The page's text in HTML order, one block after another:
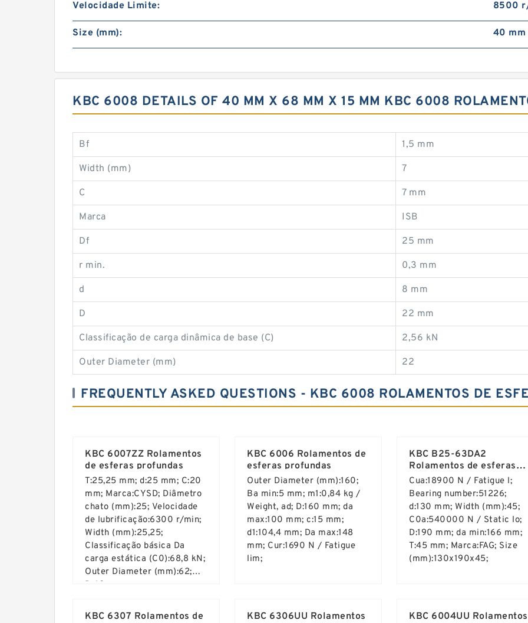
Velocidade Limite: 8500
Size (mm): 40 mm
KBC 6008 DETAILS OF 40 MM X 68 MM X 15 MM KBC 6008
Bf 1,5 mm
Width (mm) 7
C 7 mm
Marca ISB
Df 25 mm
r min. 0,3 mm
d 8 mm
D 22 mm
Classificação de carga dinâmica de base (C) 2,56 kN
Outer Diameter (mm) 22
FREQUENTLY ASKED QUESTIONS - KBC 6008 ROLAMENTOS DE
KBC 6007ZZ Rolamentos
de esferas profundas
T:25,25 mm; d:25 mm; C:20
mm; Marca:CYSD; Diâmetro
chato (mm):25; Velocidade
de lubrificação:6300 r/min;
Width (mm):25,25;
Classificação básica Da
carga estática (C0):68,8 kN;
Outer Diameter (mm):62;
D:62 mm;
KBC 6006 Rolamentos de
esferas profundas
Outer Diameter (mm):160;
Ba min:5 mm; m1:0,84 kg /
Weight, ad; D:160 mm; da
max:100 mm; c:15 mm;
d1:104,4 mm; Da max:148
mm; Cur:1690 N / Fatigue
lim;
KBC B25-63DA2
Rolamentos de esferas
profundas
Cua:18900 N / Fatigue l;
Bearing number:51226;
d:130 mm; Width (mm):45;
C0a:540000 N / Static lo;
D:190 mm; da min:166 mm;
T:45 mm; Marca:FAG; Size
(mm):130x190x45;
KBC 6307 Rolamentos de
KBC 6306UU Rolamentos
KBC 6004UU Rolamentos